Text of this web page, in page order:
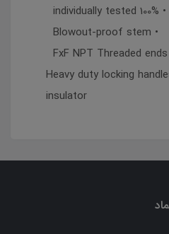
• 100% individually tested
• Blowout-proof stem
• Heavy duty locking
insulator